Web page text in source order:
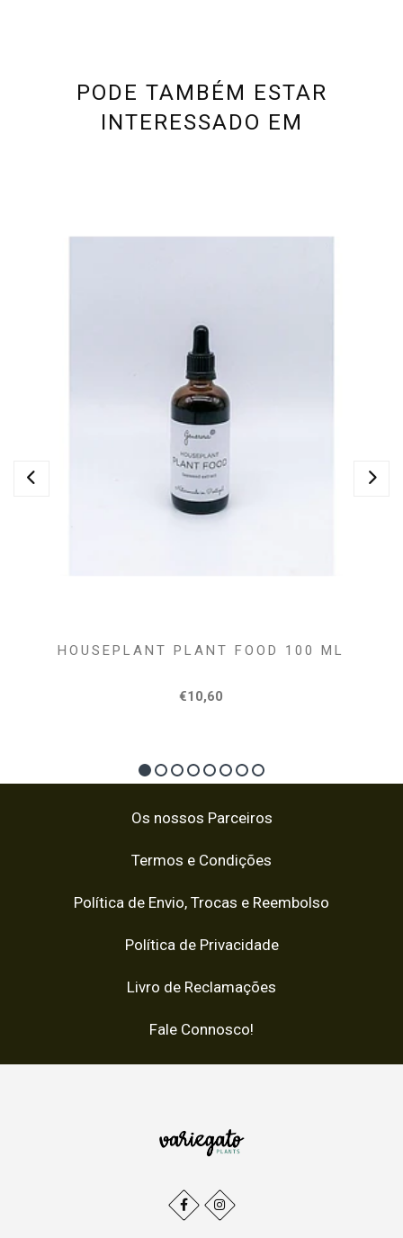
PODE TAMBÉM ESTAR
INTERESSADO EM
HOUSEPLANT PLANT FOOD 100 ML
€10,60
Os nossos Parceiros
Termos e Condições
Política de Envio, Trocas e Reembolso
Política de Privacidade
Livro de Reclamações
Fale Connosco!